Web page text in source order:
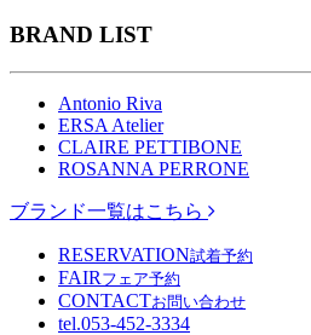
BRAND LIST
Antonio Riva
ERSA Atelier
CLAIRE PETTIBONE
ROSANNA PERRONE
ブランド一覧はこちら
RESERVATION試着予約
FAIR フェア予約
CONTACTお問い合わせ
tel.053-452-3334